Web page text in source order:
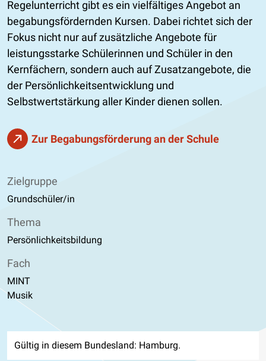
Regelunterricht gibt es ein vielfältiges Angebot an
begabungsfördernden Kursen. Dabei richtet sich der
Fokus nicht nur auf zusätzliche Angebote für
leistungsstarke Schülerinnen und Schüler in den
Kernfächern, sondern auch auf Zusatzangebote, die
der Persönlichkeitsentwicklung und
Selbstwertstärkung aller Kinder dienen sollen.
Zur Begabungsförderung an der Schule
Zielgruppe
Grundschüler/in
Thema
Persönlichkeitsbildung
Fach
MINT
Musik
Gültig in diesem Bundesland: Hamburg.